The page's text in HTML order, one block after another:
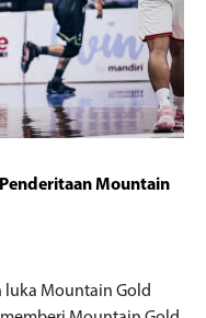
Penderitaan Mountain
luka Mountain Gold